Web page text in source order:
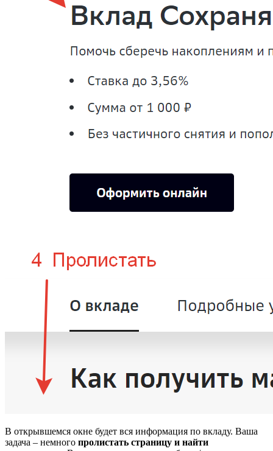
В открывшемся окне будет вся информация по вкладу. Ваша
задача – немного пролистать страницу и найти